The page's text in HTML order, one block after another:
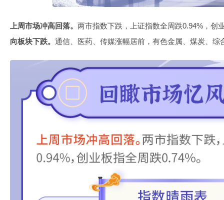
上周市场冲高回落。 两市指数下跌，上证指数全周跌0.94%，创
向板块下跌。 通信、医药、传媒涨幅居前，有色金属、煤炭、综